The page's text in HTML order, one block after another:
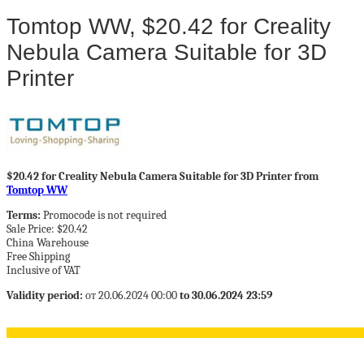
Tomtop WW, $20.42 for Creality
Nebula Camera Suitable for 3D
Printer
$20.42 for Creality Nebula Camera Suitable for 3D Printer from
Tomtop WW
Terms: Promocode is not required
Sale Price: $20.42
China Warehouse
Free Shipping
Inclusive of VAT
Validity period: от 20.06.2024 00:00to 30.06.2024 23:59